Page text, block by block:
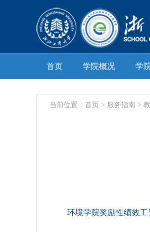
首页 学院概况 学
当前位置： 首页 > 服务指南 >
环境学院奖励性绩效